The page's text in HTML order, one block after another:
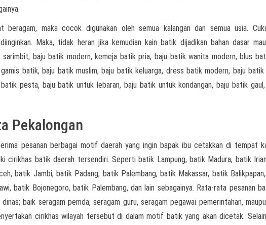
maka cocok digunakan oleh semua kalangan dan semua usia.
Maka, tidak heran jika kemudian kain batik dijadikan bahan dasar
baju batik modern, kemeja batik pria, baju batik wanita modern, blus
batik, baju batik muslim, baju batik keluarga, dress batik modern, baju batik
pesta, baju batik untuk lebaran, baju batik untuk kondangan, baju batik
Pekalongan
pesanan berbagai motif daerah yang ingin bapak ibu cetakkan di tempat
cirikhas batik daerah tersendiri. Seperti batik Lampung, batik Madura, batik
batik Jambi, batik Padang, batik Palembang, batik Makassar, batik
batik Bojonegoro, batik Palembang, dan lain sebagainya. Rata-rata pesanan
baik seragam pemda, seragam guru, seragam pegawai pemerintahan,
cirikhas wilayah tersebut di dalam motif batik yang akan dicetak.